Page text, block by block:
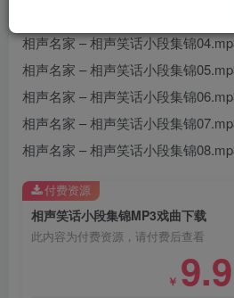
相声名家 – 相声笑话小段集锦
相声名家 – 相声笑话小段集锦
相声名家 – 相声笑话小段集锦
相声名家 – 相声笑话小段集锦
相声名家 – 相声笑话小段集锦
相声名家 – 相声笑话小段集锦
相声笑话小段集锦MP3戏曲下载
此内容为付费资源，请付费后查看
￥ 9.9
付费资源